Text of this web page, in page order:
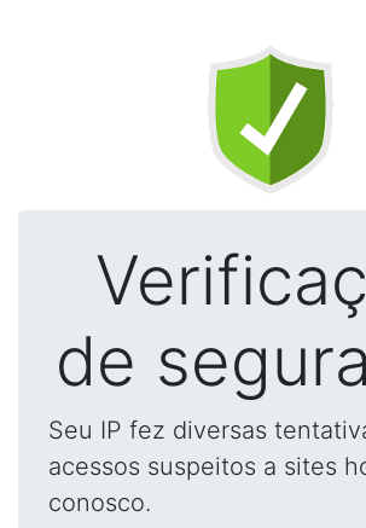
de
Seu IP fez diversas
acessos suspeitos a sites
conosco.